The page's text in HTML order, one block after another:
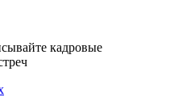
кадровые